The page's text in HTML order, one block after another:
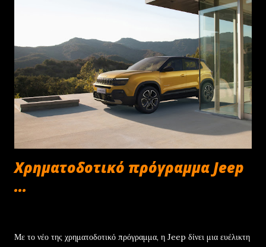
Χρηματοδοτικό πρόγραμμα Jeep
...
Με το νέο της χρηματοδοτικό πρόγραμμα, η Jeep δίνει μια ευέλικτη